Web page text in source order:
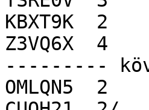
KBXT9K	2
Z3VQ6X	4
---------
OMLQN5	2